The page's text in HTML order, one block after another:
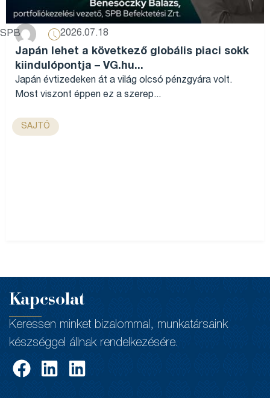
SPB 2026.07.18
Japán lehet a következő globális piaci sokk
kiindulópontja – VG.hu...
Japán évtizedeken át a világ olcsó pénzgyára volt.
Most viszont éppen ez a szerep...
SAJTÓ
Kapcsolat
Keressen minket bizalommal, munkatársaink
készséggel állnak rendelkezésére.